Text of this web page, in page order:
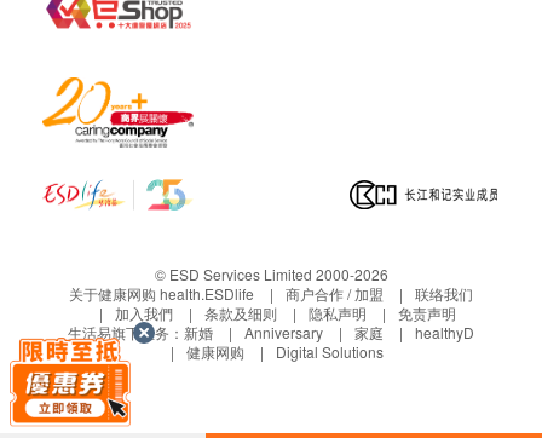
无需登记。
NEX 电解水机产品
电解版保养: 10年
电解板如完全未能进行酸碱值调整(利用测试剂)或
完全不能制造活性氢(ORP), 则属电解版失效, 本公
司会提供维修。
电解板维修, 客户需自携至本公司维修中心处理。
如需专人上门收机、拆机或送货、重装费用, 收费
© ESD Services Limited 2000-2026
关于健康网购 health.ESDlife
商户合作 / 加盟
联络我们
加入我們
条款及细则 隐私声明
免责声明
生活易旗下业务： 新婚 Anniversary 家庭
healthyD
健康网购
Digital Solutions